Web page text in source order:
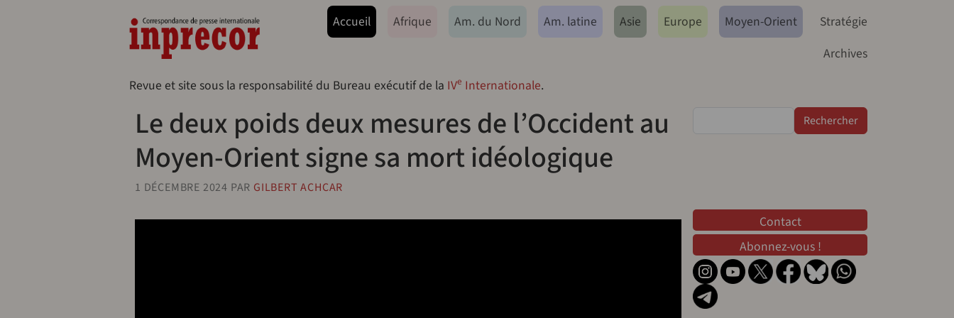
Navegação principal
Accueil Afrique Am. du Nord Am. latine Asie Europe Moyen-Orient
Stratégie
Archives
Revue et site sous la responsabilité du Bureau exécutif de la IVe Internationale.
Le deux poids deux mesures de l’Occident au
Moyen-Orient signe sa mort idéologique
1 DÉCEMBRE 2024 PAR GILBERT ACHCAR
Contact
Abonnez-vous !